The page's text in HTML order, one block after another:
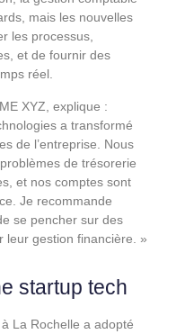
mais les nouvelles
les processus,
et de fournir des
réel.
XYZ, explique :
a transformé
de l’entreprise. Nous
de trésorerie
et nos comptes sont
Je recommande
se pencher sur des
leur gestion financière. »
startup tech
La Rochelle a adopté